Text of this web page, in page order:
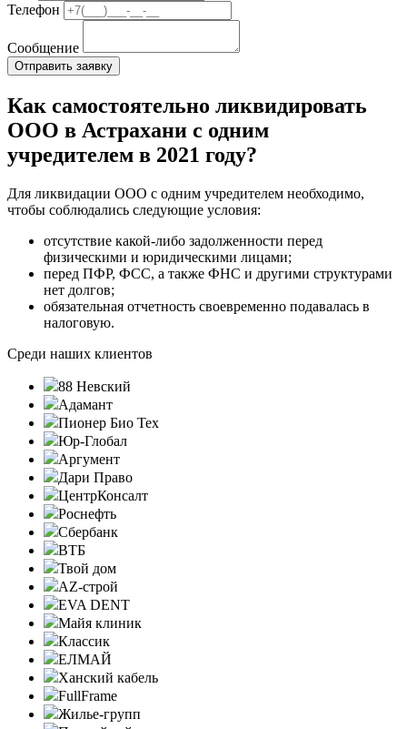
Телефон
Сообщение
Как самостоятельно ликвидировать
ООО в Астрахани с одним
учредителем в 2021 году?
Для ликвидации ООО с одним учредителем необходимо,
чтобы соблюдались следующие условия:
отсутствие какой-либо задолженности перед
физическими и юридическими лицами;
перед ПФР, ФСС, а также ФНС и другими структурами
нет долгов;
обязательная отчетность своевременно подавалась в
налоговую.
Среди наших клиентов
88 Невский
Адамант
Пионер Био Тех
Юр-Глобал
Аргумент
Дари Право
ЦентрКонсалт
Роснефть
Сбербанк
ВТБ
Твой дом
AZ-строй
EVA DENT
Майя клиник
Классик
ЕЛМАЙ
Ханский кабель
FullFrame
Жилье-групп